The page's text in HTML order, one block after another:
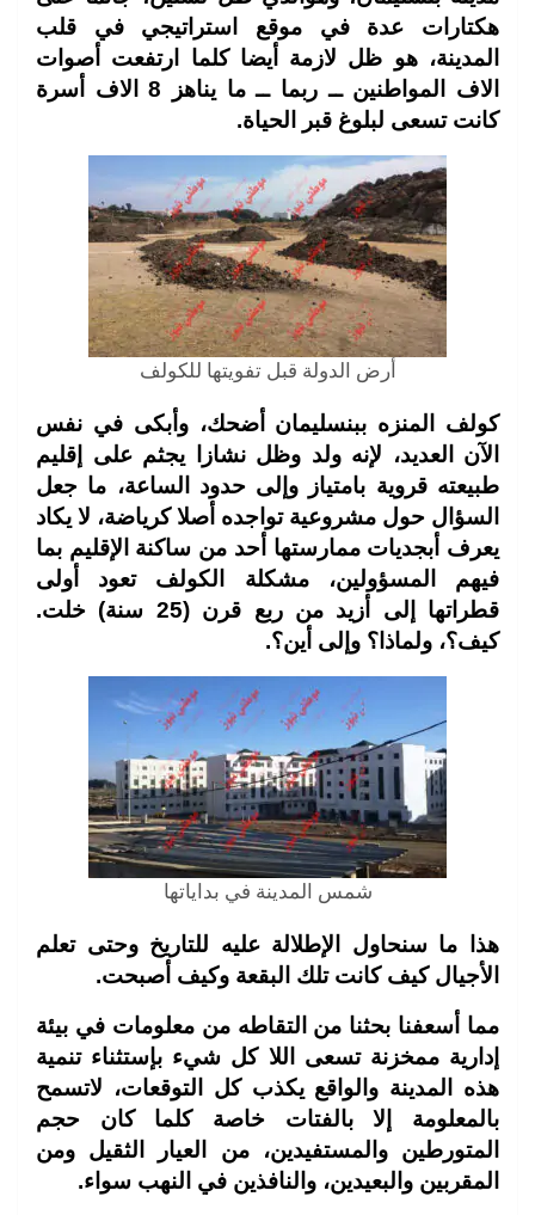
هكتارات عدة في موقع استراتيجي في قلب
المدينة، هو ظل لازمة أيضا كلما ارتفعت أصوات
الاف المواطنين ــ ربما ــ ما يناهز 8 الاف أسرة
كانت تسعى لبلوغ قبر الحياة.
أرض الدولة قبل تفويتها للكولف
كولف المنزه ببنسليمان أضحك، وأبكى في نفس
الآن العديد، لإنه ولد وظل نشازا يجثم على إقليم
طبيعته قروية بامتياز وإلى حدود الساعة، ما جعل
السؤال حول مشروعية تواجده أصلا كرياضة، لا يكاد
يعرف أبجديات ممارستها أحد من ساكنة الإقليم بما
فيهم المسؤولين، مشكلة الكولف تعود أولى
قطراتها إلى أزيد من ربع قرن (25 سنة) خلت.
كيف؟، ولماذا؟ وإلى أين؟.
شمس المدينة في بداياتها
هذا ما سنحاول الإطلالة عليه للتاريخ وحتى تعلم
الأجيال كيف كانت تلك البقعة وكيف أصبحت.
مما أسعفنا بحثنا من التقاطه من معلومات في بيئة
إدارية ممخزنة تسعى اللا كل شيء بإستثناء تنمية
هذه المدينة والواقع يكذب كل التوقعات، لاتسمح
بالمعلومة إلا بالفتات خاصة كلما كان حجم
المتورطين والمستفيدين، من العيار الثقيل ومن
المقربين والبعيدين، والنافذين في النهب سواء.